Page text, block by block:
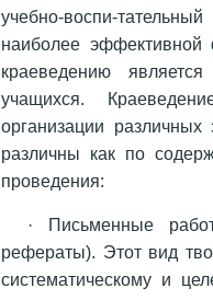
учебно-воспи-
наиболее
краеведению является
учащихся.
организации
различны как по
проведения:
· Письменные
рефераты). Этот вид
систематическому и